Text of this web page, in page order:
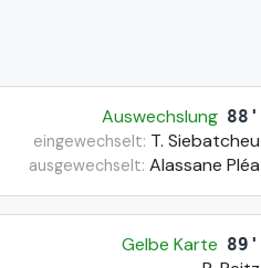
Auswechslung 88'
eingewechselt: T. Siebatcheu
ausgewechselt: Alassane Pléa
Gelbe Karte 89'